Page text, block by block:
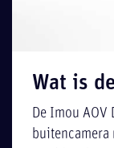
Wat is
De Imou AOV
buitencamera